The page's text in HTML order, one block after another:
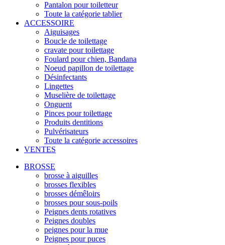
Pantalon pour toiletteur
Toute la catégorie tablier
ACCESSOIRE
Aiguisages
Boucle de toilettage
cravate pour toilettage
Foulard pour chien, Bandana
Noeud papillon de toilettage
Désinfectants
Lingettes
Muselière de toilettage
Onguent
Pinces pour toilettage
Produits dentitions
Pulvérisateurs
Toute la catégorie accessoires
VENTES
BROSSE
brosse à aiguilles
brosses flexibles
brosses démêloirs
brosses pour sous-poils
Peignes dents rotatives
Peignes doubles
peignes pour la mue
Peignes pour puces